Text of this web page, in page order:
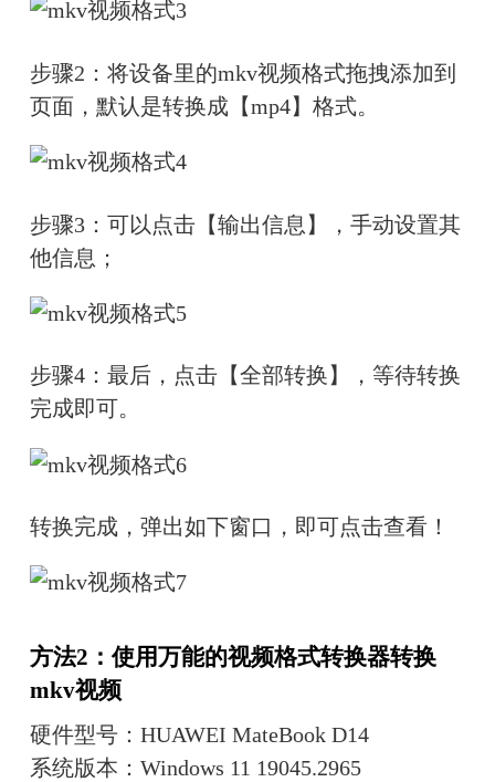
步骤2：将设备里的mkv视频格式拖拽添加到
页面，默认是转换成【mp4】格式。
步骤3：可以点击【输出信息】，手动设置其
他信息；
步骤4：最后，点击【全部转换】，等待转换
完成即可。
转换完成，弹出如下窗口，即可点击查看！
方法2：使用万能的视频格式转换器转换
mkv视频
硬件型号：HUAWEI MateBook D14
系统版本：Windows 11 19045.2965